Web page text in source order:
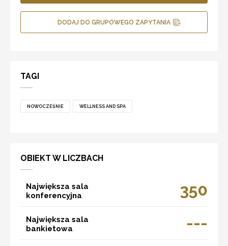
DODAJ DO GRUPOWEGO ZAPYTANIA
TAGI
NOWOCZEŚNIE WELLNESS AND SPA
OBIEKT W LICZBACH
Największa sala
konferencyjna
350
Największa sala
bankietowa
---